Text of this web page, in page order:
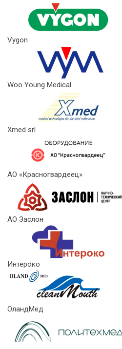
Vygon
Woo Young Medical
Xmed srl
АО «Красногвардеец»
АО Заслон
Интероко
ОландМед